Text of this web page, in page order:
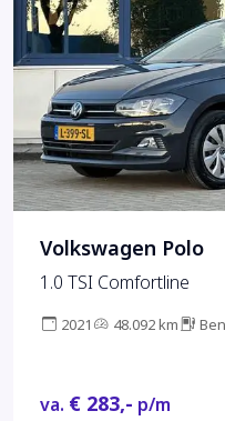
Volkswagen Polo
1.0 TSI Comfortline
2021 48.092 km
va. € 283,- p/m